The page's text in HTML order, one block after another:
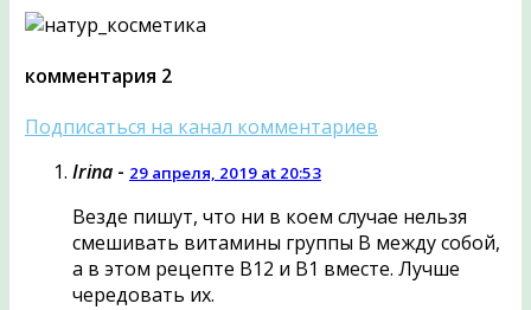
комментария 2
Подписаться на канал комментариев
Irina - 29 апреля, 2019 at 20:53
Везде пишут, что ни в коем случае нельзя
смешивать витамины группы В между собой,
а в этом рецепте В12 и В1 вместе. Лучше
чередовать их.